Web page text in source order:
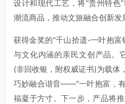
设计和现代工艺，将“贵州特色
潮流商品，推动文旅融合创新发
获得金奖的“千山拾遗-一叶抱富
与文化内涵的亲民文创产品。
(非回收银，附权威证书)为载体
巧妙融合谐音——“一叶抱富，
福凝于方寸。下一步，产品将